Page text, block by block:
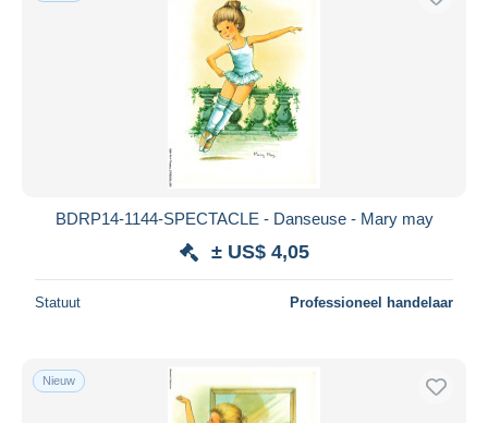
BDRP14-1144-SPECTACLE - Danseuse - Mary may
± US$ 4,05
Statuut Professioneel handelaar
Nieuw